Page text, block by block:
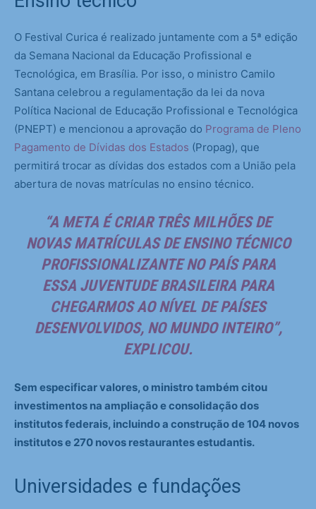
O Festival Curica é realizado juntamente com a 5ª edição
da Semana Nacional da Educação Profissional e
Tecnológica, em Brasília. Por isso, o ministro Camilo
Santana celebrou a regulamentação da lei da nova
Política Nacional de Educação Profissional e Tecnológica
(PNEPT) e mencionou a aprovação do Programa de Pleno
Pagamento de Dívidas dos Estados (Propag), que
permitirá trocar as dívidas dos estados com a União pela
abertura de novas matrículas no ensino técnico.
“A META É CRIAR TRÊS MILHÕES DE
NOVAS MATRÍCULAS DE ENSINO TÉCNICO
PROFISSIONALIZANTE NO PAÍS PARA
ESSA JUVENTUDE BRASILEIRA PARA
CHEGARMOS AO NÍVEL DE PAÍSES
DESENVOLVIDOS, NO MUNDO INTEIRO”,
EXPLICOU.
Sem especificar valores, o ministro também citou
investimentos na ampliação e consolidação dos
institutos federais, incluindo a construção de 104 novos
institutos e 270 novos restaurantes estudantis.
Universidades e fundações